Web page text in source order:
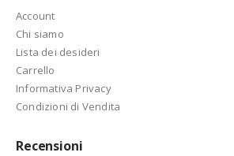
Account
Chi siamo
Lista dei desideri
Carrello
Informativa Privacy
Condizioni di Vendita
Recensioni